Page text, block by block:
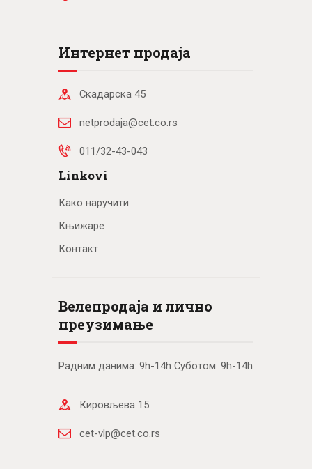
Интернет продаја
Скадарска 45
netprodaja@cet.co.rs
011/32-43-043
Linkovi
Како наручити
Књижаре
Контакт
Велепродаја и лично
преузимање
Радним данима: 9h-14h Суботом: 9h-14h
Кировљева 15
cet-vlp@cet.co.rs